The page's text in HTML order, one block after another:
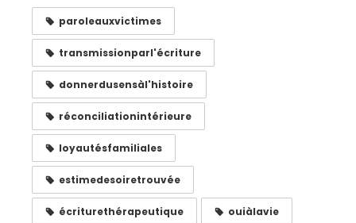
paroleauxvictimes
transmissionparl'écriture
donnerdusensàl'histoire
réconciliationintérieure
loyautésfamiliales
estimedesoiretrouvée
écriturethérapeutique ouiàlavie